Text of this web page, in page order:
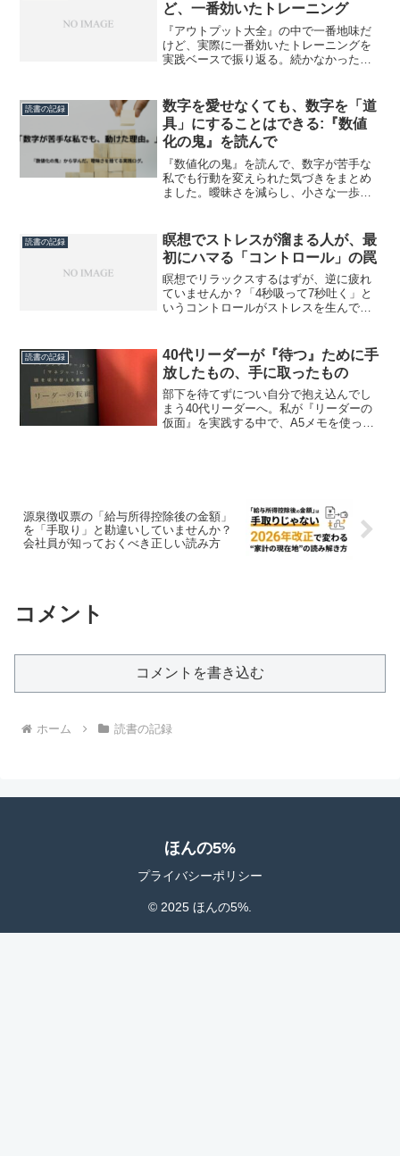
ど、一番効いたトレーニング
『アウトプット大全』の中で一番地味だ
けど、実際に一番効いたトレーニングを
実践ベースで振り返る。続かなかった理
読書の記録
数字を愛せなくても、数字を「道
具」にすることはできる:『数値
化の鬼』を読んで
『数値化の鬼』を読んで、数字が苦手な
私でも行動を変えられた気づきをまとめ
ました。曖昧さを減らし、小さな一歩を
読書の記録
瞑想でストレスが溜まる人が、最
初にハマる「コントロール」の罠
瞑想でリラックスするはずが、逆に疲れ
ていませんか？「4秒吸って7秒吐く」と
いうコントロールがストレスを生んでい
を「感じ取るだけ」という驚くほど楽な
向き合い方を紹介します。
読書の記録
40代リーダーが『待つ』ために手
放したもの、手に取ったもの
部下を待てずについ自分で抱え込んでし
まう40代リーダーへ。私が『リーダーの
仮面』を実践する中で、A5メモを使って
源泉徴収票の「給与所得控除後の金額」
を「手取り」と勘違いしていませんか？
会社員が知っておくべき正しい読み方
コメント
コメントを書き込む
ホーム 読書の記録
ほんの5%
プライバシーポリシー
© 2025 ほんの5%.